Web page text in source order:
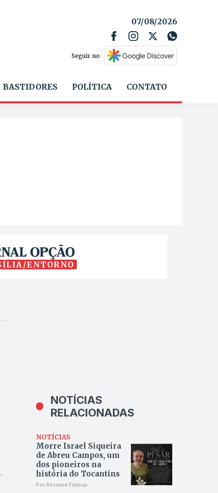
07/08/2026
Seguir no
BASTIDORES POLÍTICA CONTATO
ENTORNO
NOTÍCIAS
RELACIONADAS
NOTÍCIAS
Morre Israel Siqueira
de Abreu Campos, um
dos pioneiros na
história do Tocantins
Por Rozeane Feitosa